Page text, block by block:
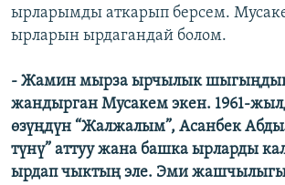
ырларымды аткарып берсем.
ырларын ырдагандай болом.
- Жамин мырза ырчылык
жандырган Мусакем экен. 1961-
өзүңдүн “Жалжалым”, Асанбек
түнү” аттуу жана башка ырларды
ырдап чыктың эле. Эми